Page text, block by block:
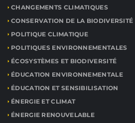
CHANGEMENTS CLIMATIQUES
CONSERVATION DE LA BIODIVERSITÉ
POLITIQUE CLIMATIQUE
POLITIQUES ENVIRONNEMENTALES
ÉCOSYSTÈMES ET BIODIVERSITÉ
ÉDUCATION ENVIRONNEMENTALE
ÉDUCATION ET SENSIBILISATION
ÉNERGIE ET CLIMAT
ÉNERGIE RENOUVELABLE